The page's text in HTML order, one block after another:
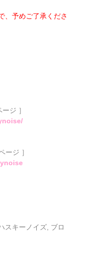
、予めご了承くださ
ジ ］
ージ ］
スキーノイズ, ブロ